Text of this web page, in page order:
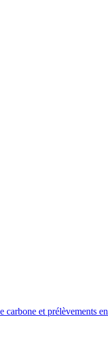
carbone et prélèvements